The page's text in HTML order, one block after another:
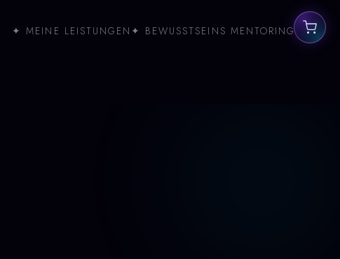
✦ MEINE LEISTUNGEN ✦ BEWUSSTSEINS MENTORING